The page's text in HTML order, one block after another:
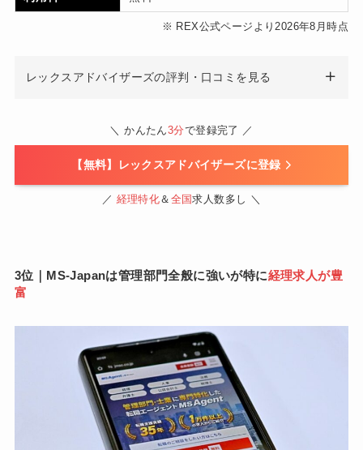
※ REX公式ページより2026年8月時点
レックスアドバイザーズの評判・口コミを見る
＼ かんたん3分で登録完了 ／
【無料】レックスアドバイザーズに登録
／ 経理特化＆ 全国求人数多し ＼
3位｜MS-Japanは管理部門全般に強いが特に経理求人が豊
富